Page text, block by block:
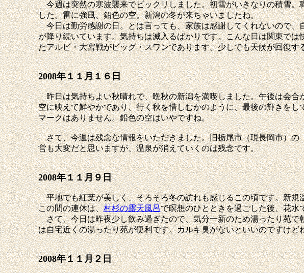
今週は突然の寒波襲来でビックリしました。初雪がいきなりの積雪。
した。雷に強風、鉛色の空。新潟の冬が来ちゃいましたね。
今日は勤労感謝の日。とは言っても、家族は感謝してくれないので、
が降り続いています。気持ちは滅入るばかりです。こんな日は関東で
たアルビ・大宮戦がビッグ・スワンであります。少しでも天候が回復す
2008年１１月１６日
昨日は気持ちよい秋晴れで、晩秋の新潟を満喫しました。午後は会合
空に映えて鮮やかであり、行く秋を惜しむかのように、最後の輝きを
マークはありません。鉛色の空はいやですね。
さて、今週は残念な情報をいただきました。旧栃尾市（現長岡市）の
営も大変だと思いますが、温泉が消えていくのは残念です。
2008年１１月９日
平地でも紅葉が美しく、そろそろ冬の訪れも感じるこの頃です。新規
この間の連休は、村杉の露天風呂で瞑想のひとときを過ごした後、花水
さて、今日は昨夜少し飲み過ぎたので、気分一新のため湯ったり苑で
は自宅近くの湯ったり苑が便利です。カルキ臭がないといいのですけど
2008年１１月２日